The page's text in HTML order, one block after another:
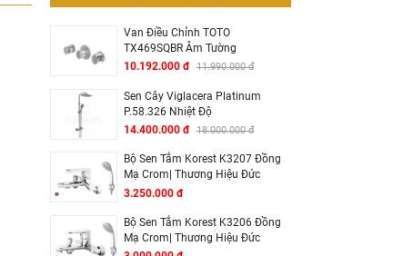
Van Điều Chỉnh TOTO
TX469SQBR Âm Tường
10.192.000 đ 11.990.000 đ
Sen Cây Viglacera Platinum
P.58.326 Nhiệt Độ
14.400.000 đ 18.000.000 đ
Bộ Sen Tắm Korest K3207 Đồng
Mạ Crom| Thương Hiệu Đức
3.250.000 đ
Bộ Sen Tắm Korest K3206 Đồng
Mạ Crom| Thương Hiệu Đức